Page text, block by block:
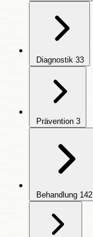
Diagnostik 33
Prävention 3
Behandlung 142